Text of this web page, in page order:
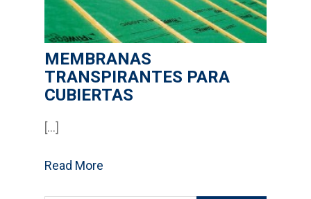
Sistemas Grass
Armarios empotrados
Cabinas Sanitarias
Formica
Outlet
Servicios
MEMBRANAS
TRANSPIRANTES PARA
CUBIERTAS
[…]
Read More